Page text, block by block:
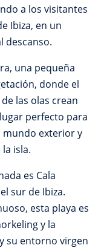
a los visitantes
Ibiza, en un
descanso.
una pequeña
donde el
las olas crean
perfecto para
mundo exterior y
isla.
es Cala
sur de Ibiza.
esta playa es
y la
su entorno virgen